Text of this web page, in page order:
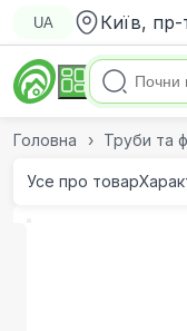
UA Київ,
Головна Труби та
Усе про товар